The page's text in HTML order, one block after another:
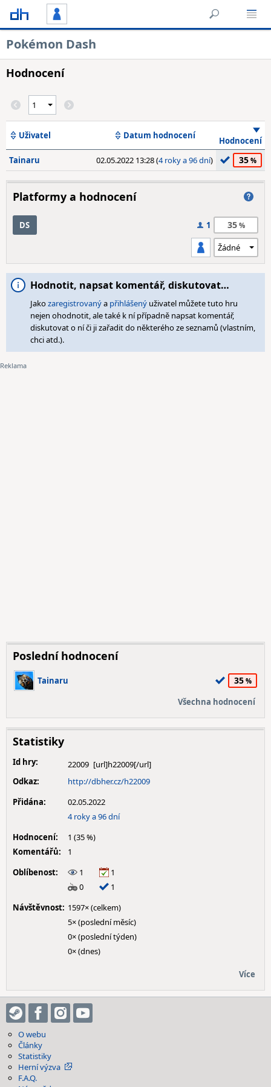
Pokémon Dash
Hodnocení
Uživatel Datum hodnocení
Hodnocení
Tainaru
02.05.2022 13:28 (4 roky a 96 dní) 35
Platformy a hodnocení
DS 1 35
Hodnotit, napsat komentář, diskutovat…
Jakozaregistrovanýa přihlášený uživatel můžete tuto hru
nejen ohodnotit, ale také k ní případně napsat komentář,
diskutovat o ní či ji zařadit do některého ze seznamů (vlastním,
chci atd.).
Poslední hodnocení
Tainaru 35
Všechna hodnocení
Statistiky
Id hry:
22009
Odkaz:
http://dbher.cz/h22009
Přidána:
02.05.2022
4 roky a 96 dní
Hodnocení:
1 (35 %)
Komentářů:
1
Oblíbenost:
1
1
0
1
Návštěvnost: 1597× (celkem)
5× (poslední měsíc)
0× (poslední týden)
0× (dnes)
Více
O webu
Články
Statistiky
Herní výzva
F.A.Q.